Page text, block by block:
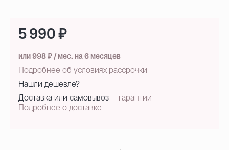
5 990 ₽
или 998 ₽ / мес. на 6 месяцев
Подробнее об условиях рассрочки
Нашли дешевле?
Доставка или самовывоз
Подробнее о доставке
гарантии